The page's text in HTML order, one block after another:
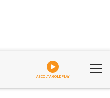
ASCOLTA GOLDPLAY